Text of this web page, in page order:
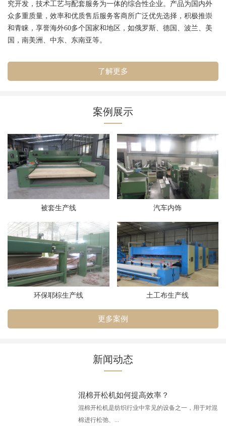
究开发，技术工艺与配套服务为一体的综合性企业。产品为国内外
众多重质量，效率和优质售后服务客商所广泛优先选择，积极推崇
和青睐，享誉海外60多个国家和地区，如俄罗斯、德国、波兰、美
国，南美洲、中东、东南亚等。
了解更多
案例展示
被套生产线 汽车内饰
环保耶棕生产线 土工布生产线
更多案例
新闻动态
混棉开松机如何提高效率？
混棉开松机是纺织行业中常见的设备之一，用于对混
棉进行松弛、...